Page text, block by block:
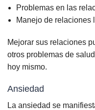
Problemas en las
Manejo de relaciones
Mejorar sus relaciones
otros problemas de
hoy mismo.
Ansiedad
La ansiedad se